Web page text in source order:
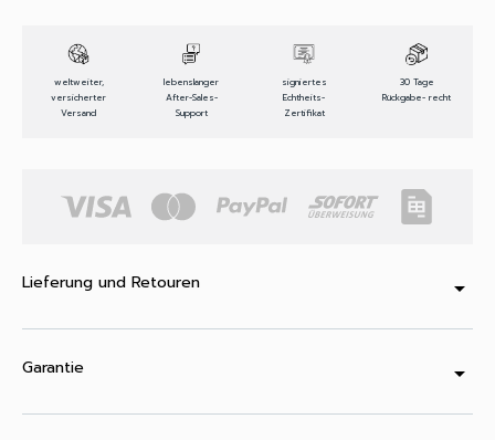
weltweiter,
versicherter
Versand
lebenslanger
After-Sales-
Support
signiertes
Echtheits-
Zertifikat
30 Tage
Rückgabe- recht
Lieferung und Retouren arrow_drop_down
Garantie arrow_drop_down